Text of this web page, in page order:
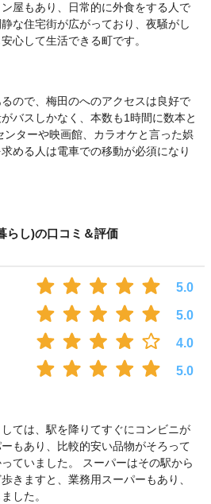
屋もあり、日常的に外食をする人で
な住宅街が広がっており、夜騒がし
心して生活できる町です。
ので、梅田のへのアクセスは良好で
バスしかなく、本数も1時間に数本と
ンターや映画館、カラオケと言った娯
める人は電車での移動が必須になり
らし)の口コミ＆評価
5.0
5.0
4.0
5.0
ては、駅を降りてすぐにコンビニが
もあり、比較的安い品物がそろって
ていました。 スーパーはその駅から
きますと、業務用スーパーもあり、
した。